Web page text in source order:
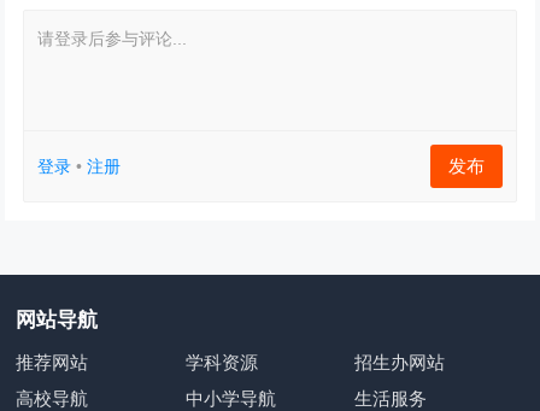
请登录后参与评论...
登录 •注册 发布
网站导航
推荐网站 学科资源
招生办网站
高校导航
中小学导航
生活服务